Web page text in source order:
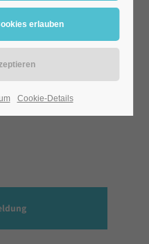
Danke für Ihre Mitwirkung.
Cookie-Details